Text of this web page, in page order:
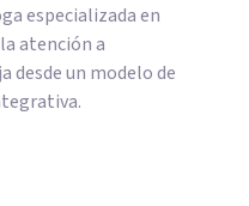
especializada en
atención a
desde un modelo de